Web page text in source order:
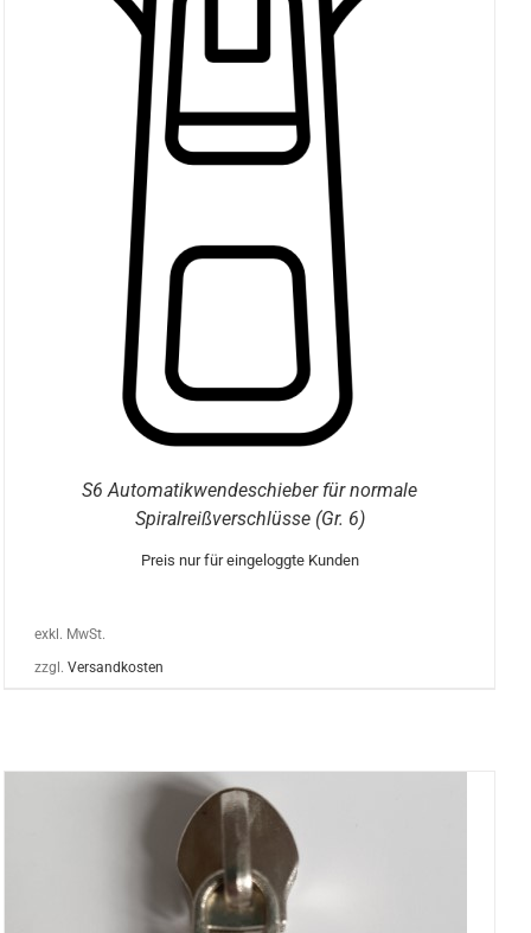
S6 Automatikwendeschieber für normale
Spiralreißverschlüsse (Gr. 6)
Preis nur für eingeloggte Kunden
exkl. MwSt.
zzgl.Versandkosten